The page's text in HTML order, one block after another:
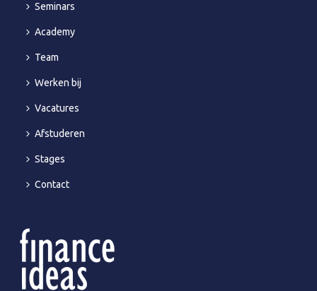
Seminars
Academy
Team
Werken bij
Vacatures
Afstuderen
Stages
Contact